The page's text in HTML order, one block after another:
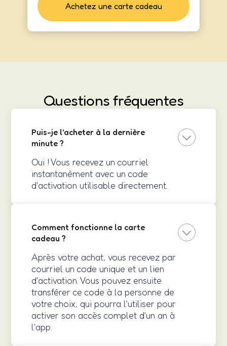
Achetez une carte cadeau
Questions fréquentes
Puis-je l'acheter à la dernière
minute ?
Oui ! Vous recevez un courriel
instantanément avec un code
d'activation utilisable directement.
Comment fonctionne la carte
cadeau ?
Après votre achat, vous recevez par
courriel un code unique et un lien
d'activation. Vous pouvez ensuite
transférer ce code à la personne de
votre choix, qui pourra l'utiliser pour
activer son accès complet d'un an à
l'app.